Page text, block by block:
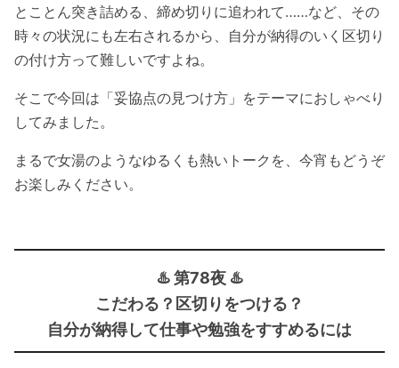
とことん突き詰める、締め切りに追われて……など、その
時々の状況にも左右されるから、自分が納得のいく区切り
の付け方って難しいですよね。
そこで今回は「妥協点の見つけ方」をテーマにおしゃべり
してみました。
まるで女湯のようなゆるくも熱いトークを、今宵もどうぞ
お楽しみください。
♨️ 第78夜 ♨️
こだわる？区切りをつける？
自分が納得して仕事や勉強をすすめるには